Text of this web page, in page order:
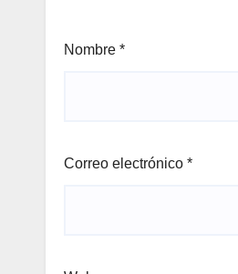
Nombre *
Correo electrónico *